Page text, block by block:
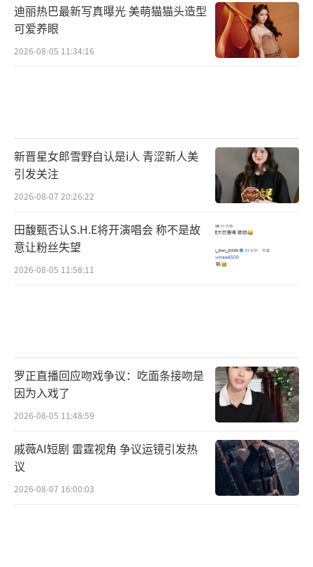
迪丽热巴最新写真曝光 美萌猫猫头造型
可爱养眼
2026-08-05 11:34:16
新晋星女郎雪野自认是i人 青涩新人美
引发关注
2026-08-07 20:26:22
田馥甄否认S.H.E将开演唱会 称不是故
意让粉丝失望
2026-08-05 11:58:11
罗正直播回应吻戏争议：吃面条接吻是
因为入戏了
2026-08-05 11:48:59
戚薇AI短剧 雷霆视角 争议运镜引发热
议
2026-08-07 16:00:03